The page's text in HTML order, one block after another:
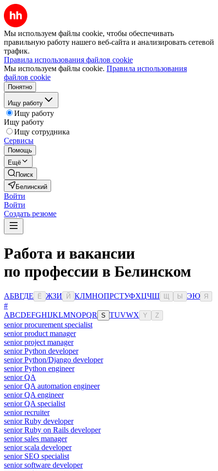
Мы используем файлы cookie, чтобы обеспечивать
правильную работу нашего веб-сайта и анализировать сетевой
трафик.
Правила использования файлов cookie
Мы используем файлы cookie. Правила использования
файлов cookie
Понятно
Ищу работу
Ищу работу
Ищу работу
Ищу сотрудника
Сервисы
Помощь
Ещё
Поиск
Белинский
Войти
Войти
Создать резюме
Работа и вакансии
по профессии в Белинском
АБВГДЕ Ё ЖЗИ Й КЛМНОПРСТУФХЦЧШ Ы ЭЮ Я
#
ABCDEFGHIJKLMNOPQR S TUVWX Y Z
senior procurement specialist
senior product manager
senior project manager
senior Python developer
senior Python/Django developer
senior Python engineer
senior QA
senior QA automation engineer
senior QA engineer
senior QA specialist
senior recruiter
senior Ruby developer
senior Ruby on Rails developer
senior sales manager
senior scala developer
senior SEO specialist
senior software developer